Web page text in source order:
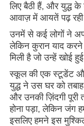
लिए बैठी हैं, और युद्ध के
आवाज़ में आयतें पढ़ रही
उनमें से कई लोगों ने
लेकिन कुरान याद
मिली है जो उन्हें खोई
स्कूल की एक स्टूडेंट
युद्ध ने उस घर को
और उनकी ज़िंदगी पूरी
होना पड़ा, लेकिन जंग
इसलिए हमने इस